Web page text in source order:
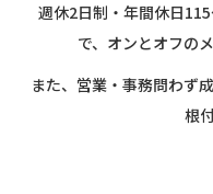
週休2日制・年間休日
で、オンとオフの
また、営業・事務問わず
根